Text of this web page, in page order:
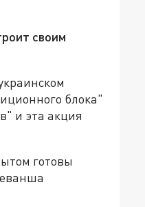
своим
блока"
и эта акция
готовы